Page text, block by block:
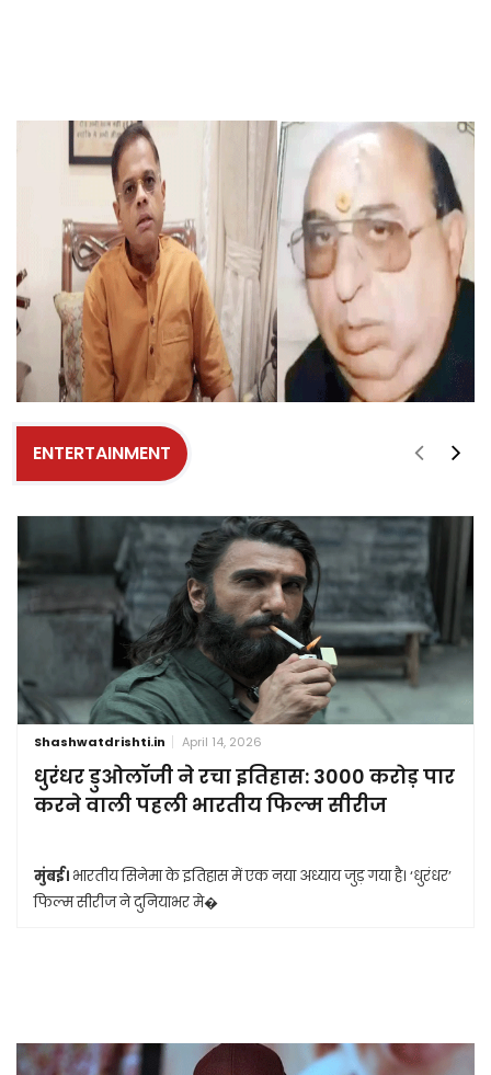
ENTERTAINMENT
Shashwatdrishti.in April 14, 2026
धुरंधर डुओलॉजी ने रचा इतिहास: 3000 करोड़ पार
करने वाली पहली भारतीय फिल्म सीरीज
मुंबई। भारतीय सिनेमा के इतिहास में एक नया अध्याय जुड़ गया है। ‘धुरंधर’
फिल्म सीरीज ने दुनियाभर मे�